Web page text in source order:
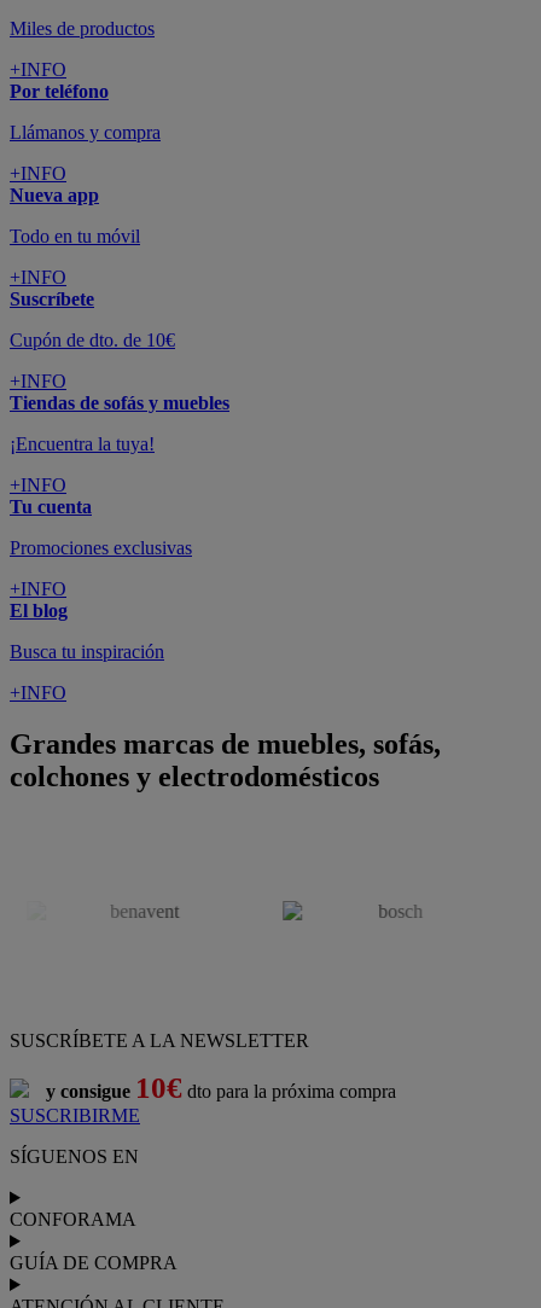
Miles de productos
+INFO
Por teléfono
Llámanos y compra
+INFO
Nueva app
Todo en tu móvil
+INFO
Suscríbete
Cupón de dto. de 10€
+INFO
Tiendas de sofás y muebles
¡Encuentra la tuya!
+INFO
Tu cuenta
Promociones exclusivas
+INFO
El blog
Busca tu inspiración
+INFO
Grandes marcas de muebles, sofás,
colchones y electrodomésticos
SUSCRÍBETE A LA NEWSLETTER
y consigue 10€ dto para la próxima compra
SUSCRIBIRME
SÍGUENOS EN
CONFORAMA
GUÍA DE COMPRA